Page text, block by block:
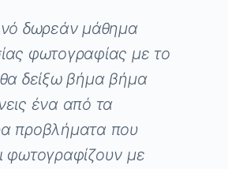
δωρεάν μάθημα
φωτογραφίας με το
θα δείξω βήμα βήμα
ένα από τα
προβλήματα που
φωτογραφίζουν με